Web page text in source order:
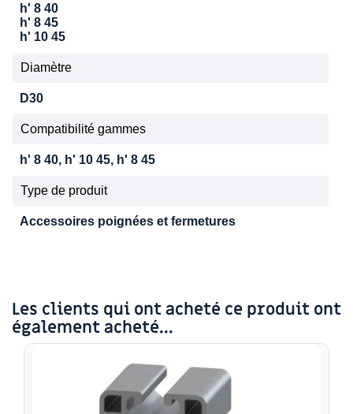
h' 8 40
h' 8 45
h' 10 45
Diamètre
D30
Compatibilité gammes
h' 8 40, h' 10 45, h' 8 45
Type de produit
Accessoires poignées et fermetures
Les clients qui ont acheté ce produit ont
également acheté...